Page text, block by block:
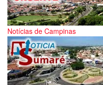
Notícias de Campinas